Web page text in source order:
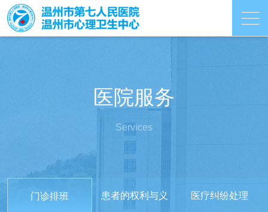
医院服务
Services
门诊排班 患者的权利与义 医疗纠纷处理